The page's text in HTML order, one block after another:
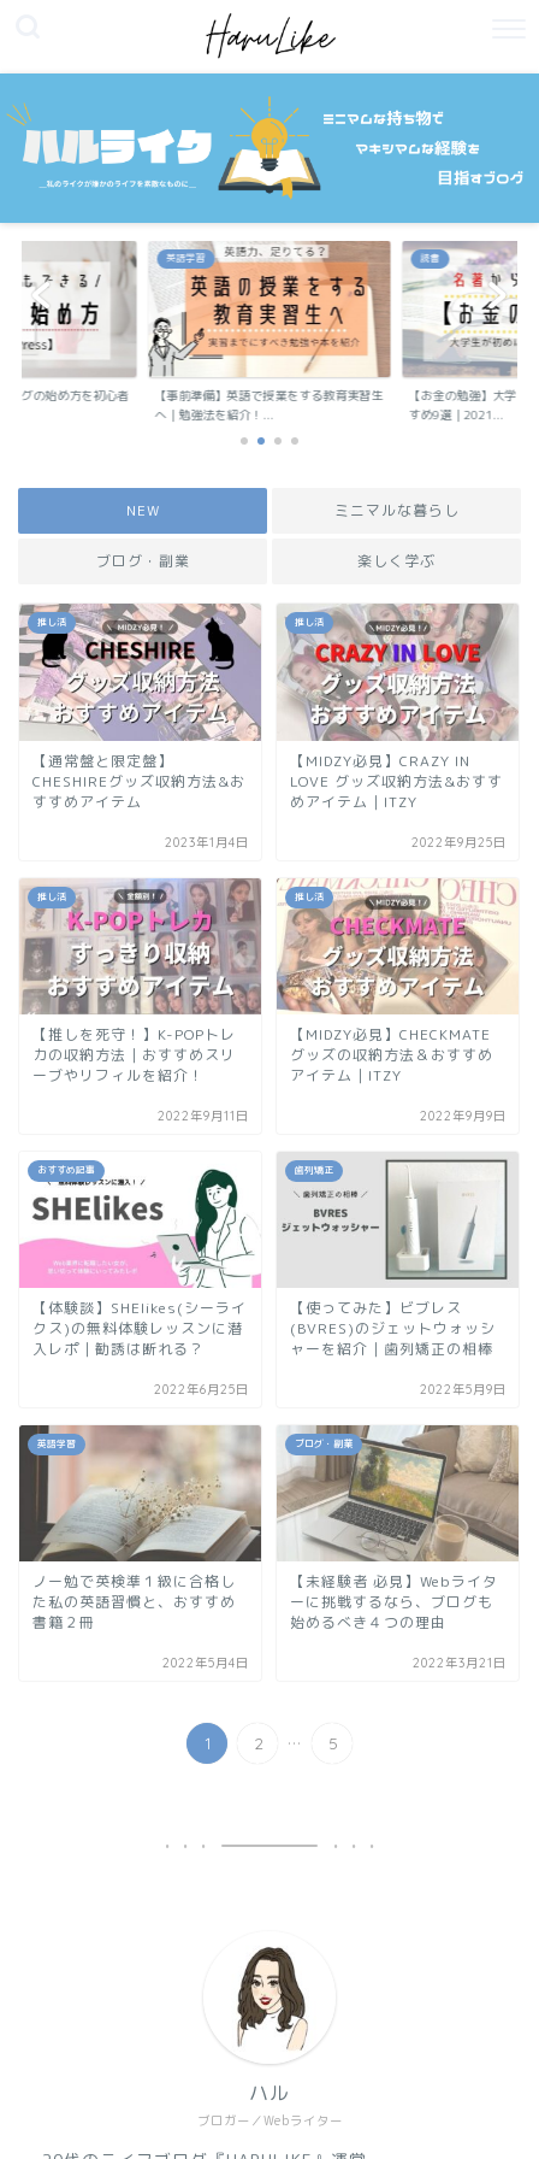
ログの始め方を初心者
英語学習
【事前準備】英語で授業をする教育実習生
へ｜勉強法を紹介！...
読書
【お金の勉強】大学生
すめ9選｜2021...
NEW ミニマルな暮らし
ブログ・副業 楽しく学ぶ
推し活
【通常盤と限定盤】
CHESHIREグッズ収納方法&お
すすめアイテム
2023年1月4日
推し活
【MIDZY必見】CRAZY IN
LOVE グッズ収納方法&おすす
めアイテム｜ITZY
2022年9月25日
推し活
【推しを死守！】K-POPトレ
カの収納方法｜おすすめスリ
ーブやリフィルを紹介！
2022年9月11日
推し活
【MIDZY必見】CHECKMATE
グッズの収納方法＆おすすめ
アイテム｜ITZY
2022年9月9日
おすすめ記事
【体験談】SHElikes(シーライ
クス)の無料体験レッスンに潜
入レポ｜勧誘は断れる？
2022年6月25日
歯列矯正
【使ってみた】ビブレス
(BVRES)のジェットウォッシ
ャーを紹介｜歯列矯正の相棒
2022年5月9日
英語学習
ノー勉で英検準１級に合格し
た私の英語習慣と、おすすめ
書籍２冊
2022年5月4日
ブログ・副業
【未経験者 必見】Webライタ
ーに挑戦するなら、ブログも
始めるべき４つの理由
2022年3月21日
1 2 ... 5
ブロガー／Webライター
ハル